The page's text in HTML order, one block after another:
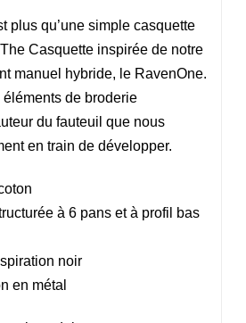
plus qu’une simple casquette
Casquette inspirée de notre
manuel hybride, le RavenOne.
de broderie
du fauteuil que nous
en train de développer.
à 6 pans et à profil bas
noir
en métal